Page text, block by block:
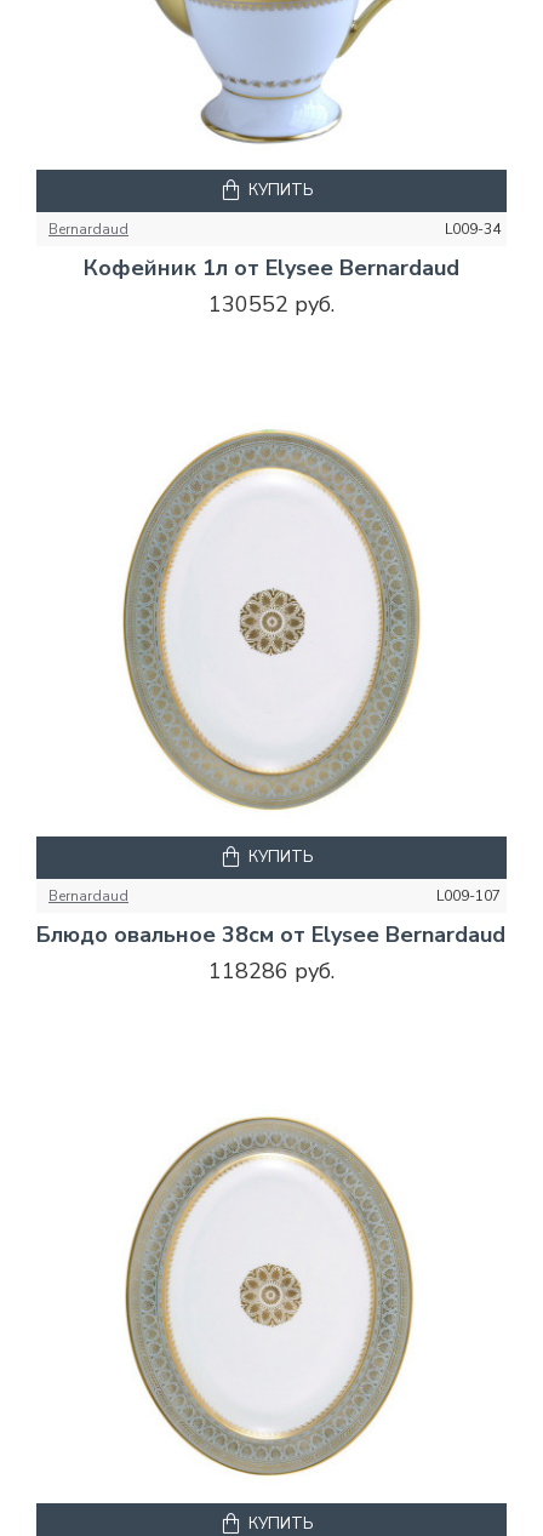
Bernardaud L009-34
Кофейник 1л от Elysee Bernardaud
130552 руб.
КУПИТЬ
Bernardaud L009-107
Блюдо овальное 38см от Elysee Bernardaud
118286 руб.
КУПИТЬ
КУПИТЬ